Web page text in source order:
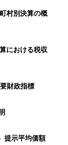
村別決算の概
における税収
財政指標
提示平均価額